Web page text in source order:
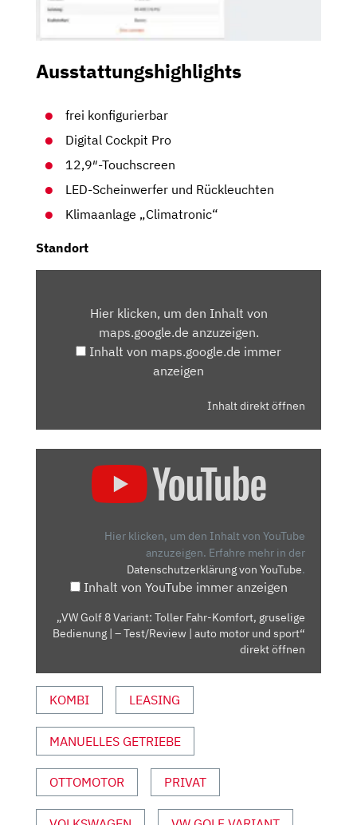
Ausstattungshighlights
frei konfigurierbar
Digital Cockpit Pro
12,9″-Touchscreen
LED-Scheinwerfer und Rückleuchten
Klimaanlage „Climatronic“
Standort
MAPS.GOOGLE.DEHier klicken, um den Inhalt von
maps.google.de anzuzeigen.
Inhalt von maps.google.de immer
anzeigen
Inhalt direkt öffnen
GRUSELIGE
BEDIENUNG
|
AUTO
MOTOR
UND
VON
YOUTUBE
ANZEIGEN
Hier klicken, um den Inhalt von YouTube
anzuzeigen. Erfahre mehr in der
Datenschutzerklärung von YouTube.
Inhalt von YouTube immer anzeigen
„VW Golf 8 Variant: Toller Fahr-Komfort, gruselige
Bedienung | – Test/Review | auto motor und sport“
direkt öffnen
KOMBI LEASING
MANUELLES GETRIEBE
OTTOMOTOR PRIVAT